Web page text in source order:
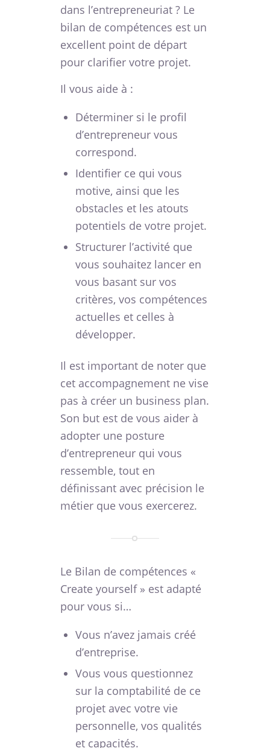
dans l’entrepreneuriat ? Le
bilan de compétences est un
excellent point de départ
pour clarifier votre projet.
Il vous aide à :
Déterminer si le profil
d’entrepreneur vous
correspond.
Identifier ce qui vous
motive, ainsi que les
obstacles et les atouts
potentiels de votre projet.
Structurer l’activité que
vous souhaitez lancer en
vous basant sur vos
critères, vos compétences
actuelles et celles à
développer.
Il est important de noter que
cet accompagnement ne vise
pas à créer un business plan.
Son but est de vous aider à
adopter une posture
d’entrepreneur qui vous
ressemble, tout en
définissant avec précision le
métier que vous exercerez.
Le Bilan de compétences «
Create yourself » est adapté
pour vous si…
Vous n’avez jamais créé
d’entreprise.
Vous vous questionnez
sur la comptabilité de ce
projet avec votre vie
personnelle, vos qualités
et capacités.